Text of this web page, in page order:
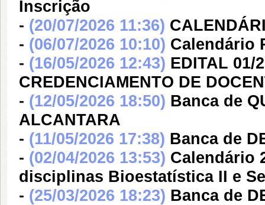
Inscrição
- (20/07/2026 11:36)
- (06/07/2026 10:10) Calendário
- (16/05/2026 12:43) EDITAL 01/
CREDENCIAMENTO DE
- (12/05/2026 18:50) Banca de
ALCANTARA
- (11/05/2026 17:38) Banca de
- (02/04/2026 13:53) Calendário
disciplinas Bioestatística II e
- (25/03/2026 18:23) Banca de